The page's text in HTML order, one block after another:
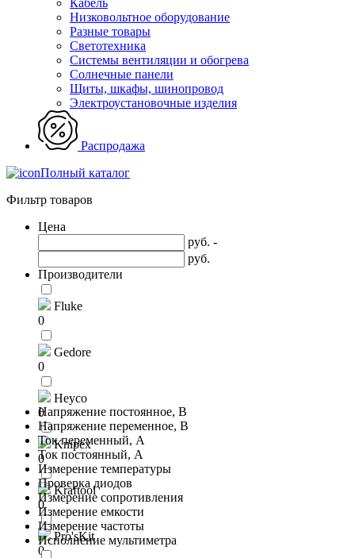
Кабель
Низковольтное оборудование
Разные товары
Светотехника
Системы вентиляции и обогрева
Солнечные панели
Щиты, шкафы, шинопровод
Электроустановочные изделия
Распродажа
Полный каталог
Фильтр товаров
Цена
руб. -
руб.
Производители
Fluke
0
Gedore
0
Heyco
0
Knipex
0
Kraftool
0
Pro'sKit
0
Напряжение постоянное, В
Напряжение переменное, В
Ток переменный, А
Ток постоянный, А
Измерение температуры
Проверка диодов
Измерение сопротивления
Измерение емкости
Измерение частоты
Исполнение мультиметра